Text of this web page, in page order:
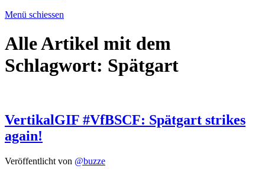
Menü schiessen
Alle Artikel mit dem
Schlagwort: Spätgart
VertikalGIF #VfBSCF: Spätgart strikes
again!
Veröffentlicht von @buzze